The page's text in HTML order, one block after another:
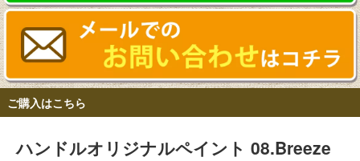
ご購入はこちら
ハンドルオリジナルペイント 08.Breeze